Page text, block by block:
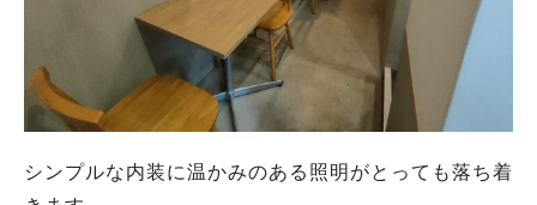
シンプルな内装に温かみのある照明がとっても落ち着